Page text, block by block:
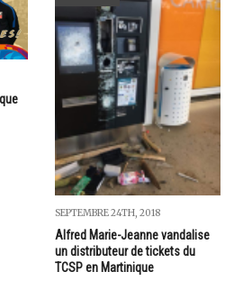
SEPTEMBRE 24TH, 2018
Alfred Marie-Jeanne vandalise
un distributeur de tickets du
TCSP en Martinique